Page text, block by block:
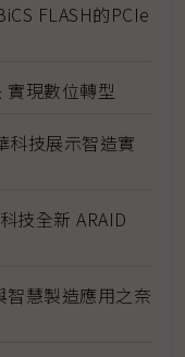
FLASH的PCIe
現數位轉型
科技展示智造實
技全新 ARAID
智慧製造應用之奈